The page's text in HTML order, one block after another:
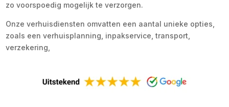
zo voorspoedig mogelijk te verzorgen.
Onze verhuisdiensten omvatten een aantal unieke opties,
zoals een verhuisplanning, inpakservice, transport,
verzekering,